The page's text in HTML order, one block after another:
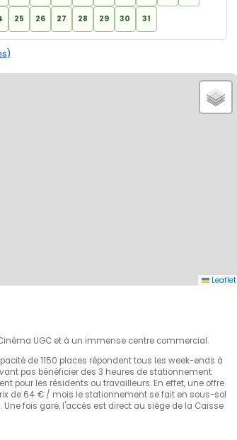
25 26 27 28 29 30 31
Leaflet
UGC et à un immense centre commercial.
de 1150 places répondent tous les week-ends à
pas bénéficier des 3 heures de stationnement
pour les résidents ou travailleurs. En effet, une offre
de 64 € / mois le stationnement se fait en sous-sol
fois garé, l'accès est direct au siège de la Caisse